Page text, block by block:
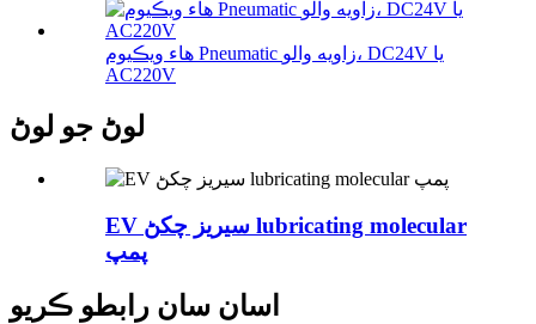
هاء ويڪيوم Pneumatic زاويه والو، DC24V يا
AC220V
لوڻ جو لوڻ
EV سيريز چکڻ lubricating molecular
پمپ
اسان سان رابطو ڪريو